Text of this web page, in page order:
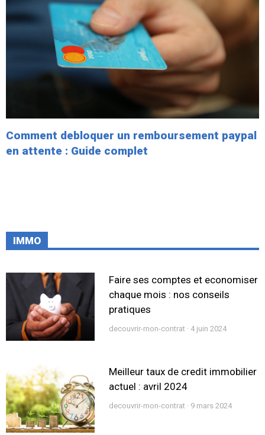
Comment debloquer un remboursement paypal
en attente : Guide complet
IMMO
Faire ses comptes et economiser
chaque mois : nos conseils
pratiques
decouvrir-mon-contrat 4 juin 2024
Meilleur taux de credit immobilier
actuel : avril 2024
decouvrir-mon-contrat 9 mars 2024